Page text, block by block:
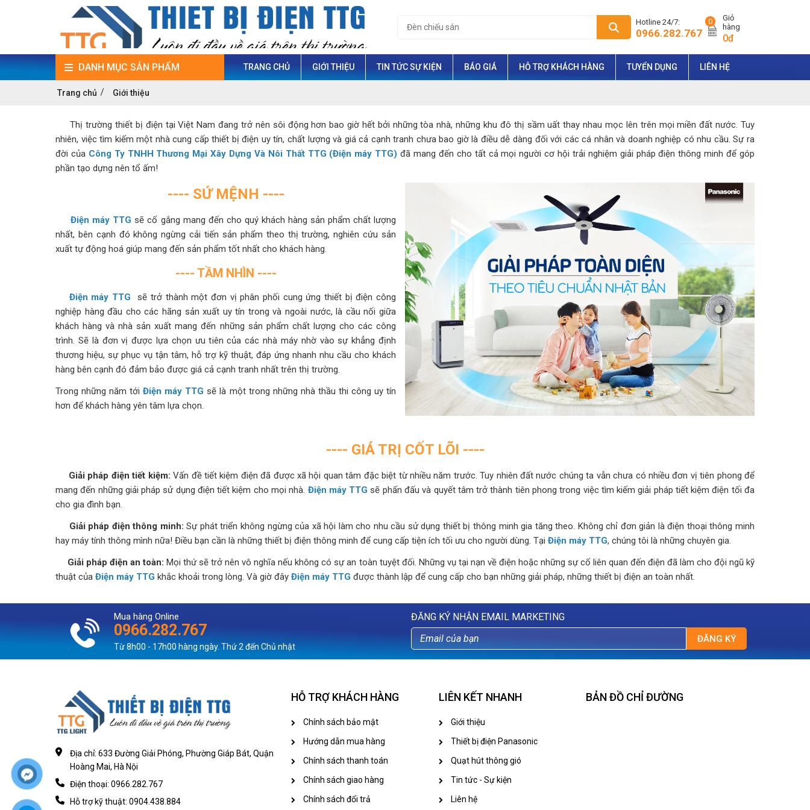
Hotline 24/7:
0966.282.767
0
Giỏ
hàng
0đ
DANH MỤC SẢN PHẨM TRANG CHỦ GIỚI THIỆU TIN TỨC SỰ KIỆN BÁO GIÁ HỖ TRỢ KHÁCH HÀNG TUYỂN DỤNG LIÊN HỆ
Trang chủ Giới thiệu
Thị trường thiết bị điện tại Việt Nam đang trở nên sôi động hơn bao giờ hết bởi những tòa nhà, những khu đô thị sầm uất thay nhau mọc lên trên mọi miền đất nước. Tuy
nhiên, việc tìm kiếm một nhà cung cấp thiết bị điện uy tín, chất lượng và giá cả cạnh tranh chưa bao giờ là điều dễ dàng đối với các cá nhân và doanh nghiệp có nhu cầu. Sự ra
đời của Công Ty TNHH Thương Mại Xây Dựng Và Nôi Thất TTG (Điện máy TTG) đã mang đến cho tất cả mọi người cơ hội trải nghiệm giải pháp điện thông minh để góp
phần tạo dựng nên tổ ấm!
---- SỨ MỆNH ----
Điện máy TTG sẽ cố gắng mang đến cho quý khách hàng sản phẩm chất lượng
nhất, bên cạnh đó không ngừng cải tiến sản phẩm theo thị trường, nghiên cứu sản
xuất tự động hoá giúp mang đến sản phẩm tốt nhất cho khách hàng.
---- TẦM NHÌN ----
Điện máy TTG
sẽ trở thành một đơn vị phân phối cung ứng thiết bị điện công
nghiệp hàng đầu cho các hãng sản xuất uy tín trong và ngoài nước, là cầu nối giữa
khách hàng và nhà sản xuất mang đến những sản phẩm chất lượng cho các công
trình. Sẽ là đơn vị được lựa chọn ưu tiên của các nhà máy nhờ vào sự khẳng định
thương hiệu, sự phục vụ tận tâm, hỗ trợ kỹ thuật, đáp ứng nhanh nhu cầu cho khách
hàng bên cạnh đó đảm bảo được giá cả cạnh tranh nhất trên thị trường.
Trong những năm tớiĐiện máy TTG sẽ là một trong những nhà thầu thi công uy tín
hơn để khách hàng yên tâm lựa chọn.
---- GIÁ TRỊ CỐT LÕI ----
Giải pháp điện tiết kiệm:Vấn đề tiết kiệm điện đã được xã hội quan tâm đặc biệt từ nhiều năm trước. Tuy nhiên đất nước chúng ta vẫn chưa có nhiều đơn vị tiên phong để
mang đến những giải pháp sử dụng điện tiết kiệm cho mọi nhà. Điện máy TTG sẽ phấn đấu và quyết tâm trở thành tiên phong trong việc tìm kiếm giải pháp tiết kiệm điện tối đa
cho gia đình bạn.
Giải pháp điện thông minh: Sự phát triển không ngừng của xã hội làm cho nhu cầu sử dụng thiết bị thông minh gia tăng theo. Không chỉ đơn giản là điện thoại thông minh
hay máy tính thông mình nữa! Điều bạn cần là những thiết bị điện thông minh để cung cấp tiện ích tối ưu cho người dùng. Tại Điện máy TTG, chúng tôi là những chuyên gia.
Giải pháp điện an toàn: Mọi thứ sẽ trở nên vô nghĩa nếu không có sự an toàn tuyệt đối. Những vụ tại nạn về điện hoặc những sự cố liên quan đến điện đã làm cho đội ngũ kỹ
thuật của Điện máy TTG khắc khoải trong lòng. Và giờ đây Điện máy TTG được thành lập để cung cấp cho bạn những giải pháp, những thiết bị điện an toàn nhất.
Mua hàng Online
0966.282.767
Từ 8h00 - 17h00 hàng ngày. Thứ 2 đến Chủ nhật
ĐĂNG KÝ NHẬN EMAIL MARKETING
ĐĂNG KÝ
Địa chỉ: 633 Đường Giải Phóng, Phường Giáp Bát, Quận
Hoàng Mai, Hà Nội
Điện thoại: 0966.282.767
Hỗ trợ kỹ thuật: 0904.438.884
HỖ TRỢ KHÁCH HÀNG
Chính sách bảo mật
Hướng dẫn mua hàng
Chính sách thanh toán
Chính sách giao hàng
Chính sách đổi trả
LIÊN KẾT NHANH
Giới thiệu
Thiết bị điện Panasonic
Quạt hút thông gió
Tin tức - Sự kiện
Liên hệ
BẢN ĐỒ CHỈ ĐƯỜNG